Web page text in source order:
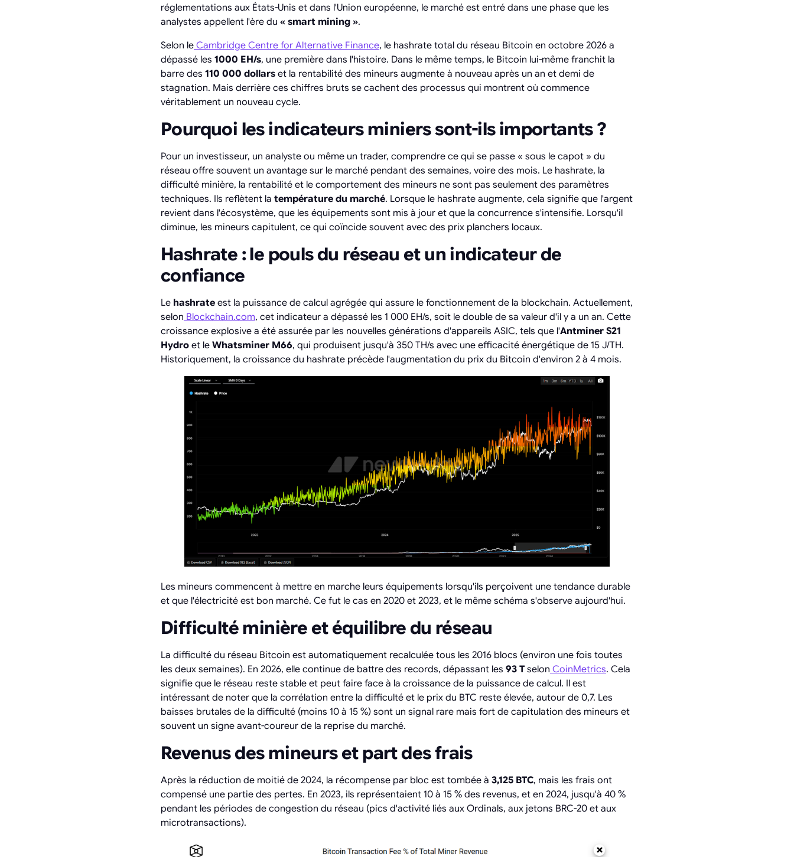
réglementations aux États-Unis et dans l'Union européenne, le marché est entré dans une phase que les
analystes appellent l'ère du « smart mining ».
Selon le Cambridge Centre for Alternative Finance, le hashrate total du réseau Bitcoin en octobre 2026 a
dépassé les 1000 EH/s, une première dans l'histoire. Dans le même temps, le Bitcoin lui-même franchit la
barre des 110 000 dollars et la rentabilité des mineurs augmente à nouveau après un an et demi de
stagnation. Mais derrière ces chiffres bruts se cachent des processus qui montrent où commence
véritablement un nouveau cycle.
Pourquoi les indicateurs miniers sont-ils importants ?
Pour un investisseur, un analyste ou même un trader, comprendre ce qui se passe « sous le capot » du
réseau offre souvent un avantage sur le marché pendant des semaines, voire des mois. Le hashrate, la
difficulté minière, la rentabilité et le comportement des mineurs ne sont pas seulement des paramètres
techniques. Ils reflètent la température du marché. Lorsque le hashrate augmente, cela signifie que l'argent
revient dans l'écosystème, que les équipements sont mis à jour et que la concurrence s'intensifie. Lorsqu'il
diminue, les mineurs capitulent, ce qui coïncide souvent avec des prix planchers locaux.
Hashrate : le pouls du réseau et un indicateur de
confiance
Le hashrate est la puissance de calcul agrégée qui assure le fonctionnement de la blockchain. Actuellement,
selon Blockchain.com, cet indicateur a dépassé les 1 000 EH/s, soit le double de sa valeur d'il y a un an. Cette
croissance explosive a été assurée par les nouvelles générations d'appareils ASIC, tels que l'Antminer S21
Hydro et le Whatsminer M66, qui produisent jusqu'à 350 TH/s avec une efficacité énergétique de 15 J/TH.
Historiquement, la croissance du hashrate précède l'augmentation du prix du Bitcoin d'environ 2 à 4 mois.
Les mineurs commencent à mettre en marche leurs équipements lorsqu'ils perçoivent une tendance durable
et que l'électricité est bon marché. Ce fut le cas en 2020 et 2023, et le même schéma s'observe aujourd'hui.
Difficulté minière et équilibre du réseau
La difficulté du réseau Bitcoin est automatiquement recalculée tous les 2016 blocs (environ une fois toutes
les deux semaines). En 2026, elle continue de battre des records, dépassant les 93 T selon CoinMetrics. Cela
signifie que le réseau reste stable et peut faire face à la croissance de la puissance de calcul. Il est
intéressant de noter que la corrélation entre la difficulté et le prix du BTC reste élevée, autour de 0,7. Les
baisses brutales de la difficulté (moins 10 à 15 %) sont un signal rare mais fort de capitulation des mineurs et
souvent un signe avant-coureur de la reprise du marché.
Revenus des mineurs et part des frais
Après la réduction de moitié de 2024, la récompense par bloc est tombée à 3,125 BTC, mais les frais ont
compensé une partie des pertes. En 2023, ils représentaient 10 à 15 % des revenus, et en 2024, jusqu'à 40 %
pendant les périodes de congestion du réseau (pics d'activité liés aux Ordinals, aux jetons BRC-20 et aux
microtransactions).